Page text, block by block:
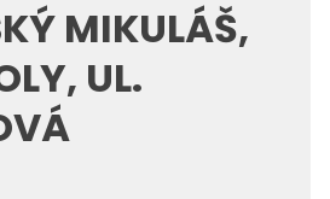
MIKULÁŠ,
UL.